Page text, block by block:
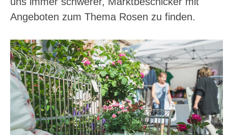
Angeboten zum Thema Rosen zu finden.